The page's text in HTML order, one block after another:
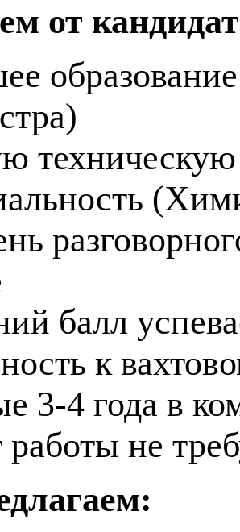
от
техническую
балл
к
3-4 года в
не